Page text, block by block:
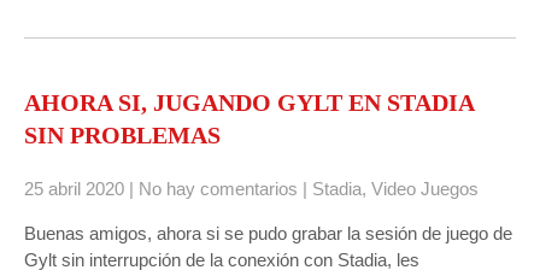
AHORA SI, JUGANDO GYLT EN STADIA
SIN PROBLEMAS
25 abril 2020 | No hay comentarios | Stadia, Video Juegos
Buenas amigos, ahora si se pudo grabar la sesión de juego de
Gylt sin interrupción de la conexión con Stadia, les